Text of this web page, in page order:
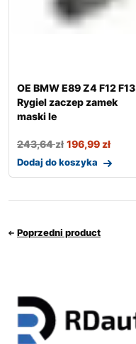
OE BMW E89 Z4 F12 F13
Rygiel zaczep zamek
maski le
243,64zł 196,99zł
Dodaj do koszyka
Poprzedni product